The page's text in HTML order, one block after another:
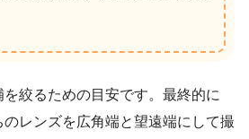
絞るための目安です。最終的に
レンズを広角端と望遠端にして撮